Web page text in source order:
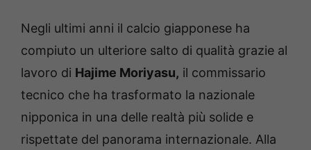
Negli ultimi anni il calcio giapponese ha
compiuto un ulteriore salto di qualità grazie al
lavoro di Hajime Moriyasu, il commissario
tecnico che ha trasformato la nazionale
nipponica in una delle realtà più solide e
rispettate del panorama internazionale. Alla